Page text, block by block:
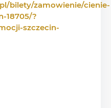
bilety/zamowienie/cienie-
18705/?
szczecin-